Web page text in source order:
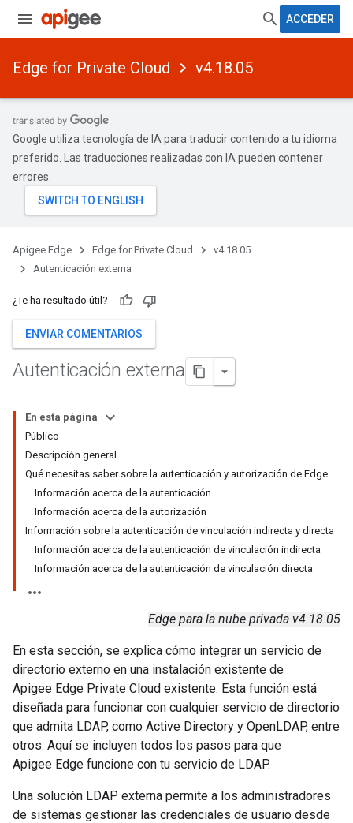
ACCEDER
Edge for Private Cloud v4.18.05
Google utiliza tecnología de IA para traducir contenido a tu idioma
preferido. Las traducciones realizadas con IA pueden contener
errores.
Apigee Edge Edge for Private Cloud
v4.18.05
Autenticación externa
¿Te ha resultado útil?
ENVIAR COMENTARIOS
Autenticación externa
En esta página
Público
Descripción general
Qué necesitas saber sobre la autenticación y autorización de Edge
Información acerca de la autenticación
Información acerca de la autorización
Información sobre la autenticación de vinculación indirecta y directa
Información acerca de la autenticación de vinculación indirecta
Información acerca de la autenticación de vinculación directa
Edge para la nube privada v4.18.05
En esta sección, se explica cómo integrar un servicio de
directorio externo en una instalación existente de
Apigee Edge Private Cloud existente. Esta función está
diseñada para funcionar con cualquier servicio de directorio
que admita LDAP, como Active Directory y OpenLDAP, entre
otros. Aquí se incluyen todos los pasos para que
Apigee Edge funcione con tu servicio de LDAP.
Una solución LDAP externa permite a los administradores
de sistemas gestionar las credenciales de usuario desde